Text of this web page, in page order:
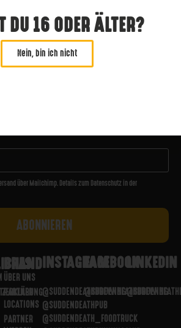
über Mailchimp. Details zum Datenschutz in der
BRAND
ÜBER UNS
PARTNER
LOCATIONS
PARTNER
INSTAGRAM
@SUDDENDEATHBREWING
@SUDDENDEATHPUB
@SUDDENDEATH_FOODTRUCK
FACEBOOK
@SUDDENDEATHBREWING
LINKEDIN
DU 16 ODER ÄLTER?
Nein, bin ich nicht